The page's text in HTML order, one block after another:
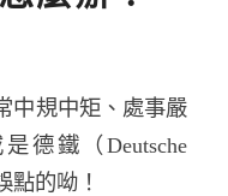
中規中矩、處事嚴
德鐵（Deutsche
點的呦！